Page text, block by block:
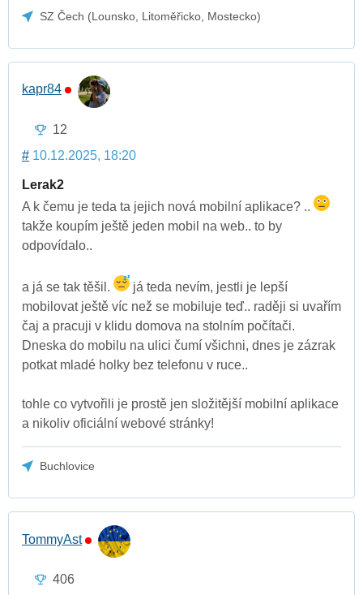
SZ Čech (Lounsko, Litoměřicko, Mostecko)
kapr84
12
# 10.12.2025, 18:20
Lerak2
A k čemu je teda ta jejich nová mobilní aplikace? ..
takže koupím ještě jeden mobil na web.. to by
odpovídalo..
a já se tak těšil.
já teda nevím, jestli je lepší
mobilovat ještě víc než se mobiluje teď.. raději si uvařím
čaj a pracuji v klidu domova na stolním počítači.
Dneska do mobilu na ulici čumí všichni, dnes je zázrak
potkat mladé holky bez telefonu v ruce..
tohle co vytvořili je prostě jen složitější mobilní aplikace
a nikoliv oficiální webové stránky!
Buchlovice
TommyAst
406